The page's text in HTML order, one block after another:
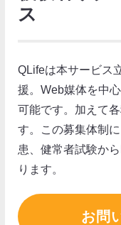
ス
QLifeは本サービス
援。Web媒体を中
可能です。加えて
す。この募集体制
患、健常者試験か
ります。
お問